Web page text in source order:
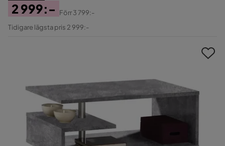
Pris
2 999:-
Original
Förr3 799:-
Tidigare lägsta pris 2 999:-